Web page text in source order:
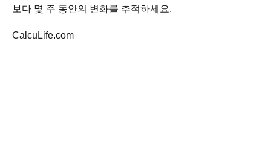
보다 몇 주 동안의 변화를 추적하세요.
CalcuLife.com